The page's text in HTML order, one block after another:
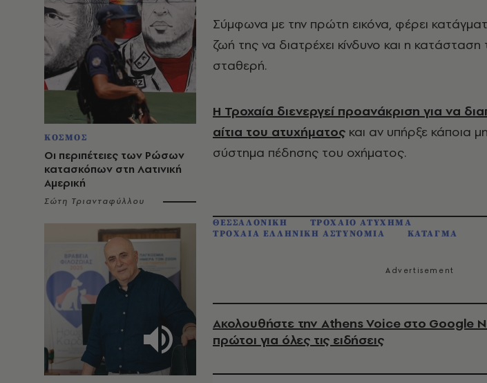
ΚΟΣΜΟΣ
Οι περιπέτειες των Ρώσων
κατασκόπων στη Λατινική
Αμερική
Σώτη Τριανταφύλλου
Σύμφωνα με την πρώτη εικόνα, φέρει
ζωή της να διατρέχει κίνδυνο και η κατάσταση
σταθερή.
Η Τροχαία διενεργεί προανάκριση για να
αίτια του ατυχήματος και αν υπήρξε κάποια
σύστημα πέδησης του οχήματος.
ΘΕΣΣΑΛΟΝΙΚΗ
ΤΡΟΧΑΙΟ ΑΤΥΧΗΜΑ
ΤΡΟΧΑΙΑ ΕΛΛΗΝΙΚΗ ΑΣΤΥΝΟΜΙΑ
ΚΑΤΑΓΜΑ
Ακολουθήστε την Athens Voice στο Google
πρώτοι για όλες τις ειδήσεις